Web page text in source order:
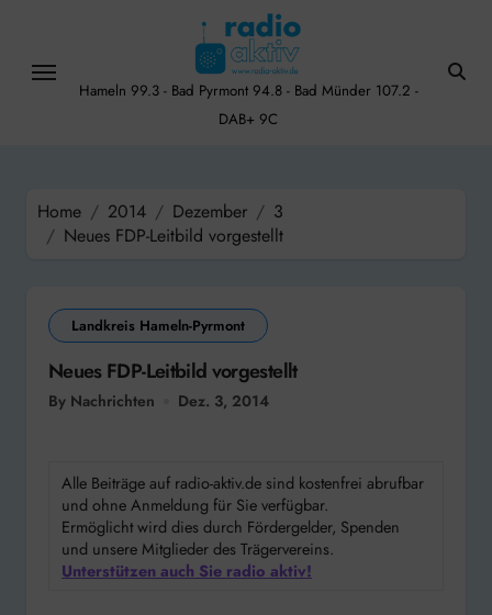
content
Hameln 99.3 - Bad Pyrmont 94.8 - Bad Münder 107.2 -
DAB+ 9C
Home 2014 Dezember
3
Neues FDP-Leitbild vorgestellt
Landkreis Hameln-Pyrmont
Neues FDP-Leitbild vorgestellt
By Nachrichten Dez. 3, 2014
Alle Beiträge auf radio-aktiv.de sind kostenfrei abrufbar
und ohne Anmeldung für Sie verfügbar.
Ermöglicht wird dies durch Fördergelder, Spenden
und unsere Mitglieder des Trägervereins.
Unterstützen auch Sie radio aktiv!